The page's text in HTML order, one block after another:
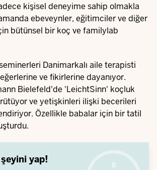
kişisel deneyime sahip olmakla
ebeveynler, eğitimciler ve diğer
bütünsel bir koç ve familylab
Danimarkalı aile terapisti
ve fikirlerine dayanıyor.
Bielefeld'de 'LeichtSinn' koçluk
ve yetişkinleri ilişki becerileri
Özellikle babalar için bir tatil
yap!